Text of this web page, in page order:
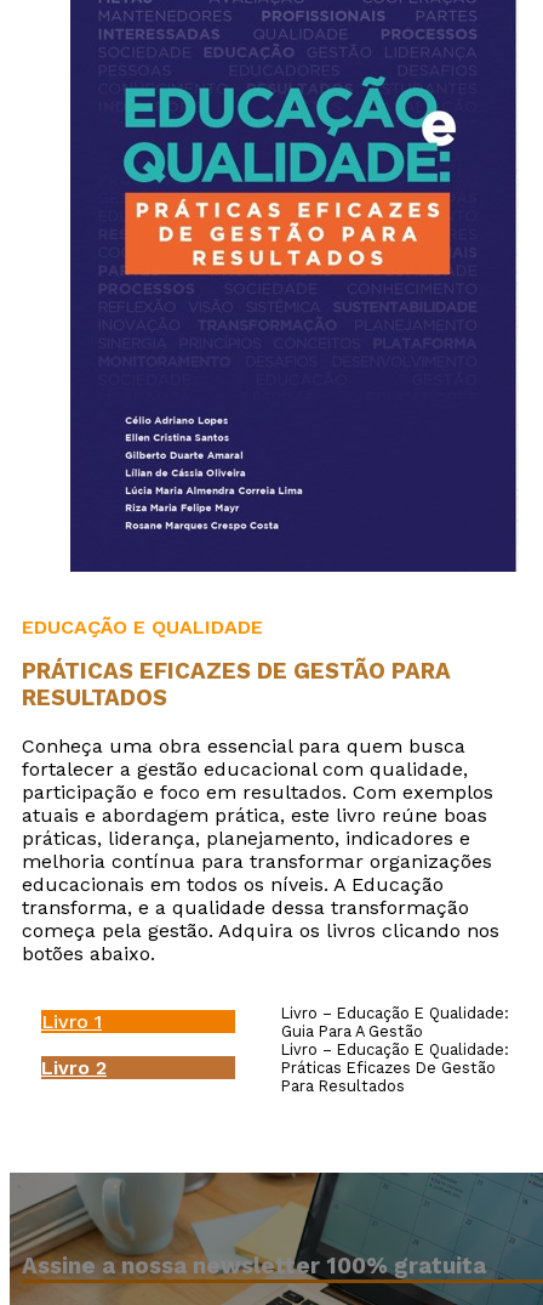
EDUCAÇÃO E QUALIDADE
PRÁTICAS EFICAZES DE GESTÃO PARA
RESULTADOS
Conheça uma obra essencial para quem busca
fortalecer a gestão educacional com qualidade,
participação e foco em resultados. Com exemplos
atuais e abordagem prática, este livro reúne boas
práticas, liderança, planejamento, indicadores e
melhoria contínua para transformar organizações
educacionais em todos os níveis. A Educação
transforma, e a qualidade dessa transformação
começa pela gestão. Adquira os livros clicando nos
botões abaixo.
Livro 1
Livro – Educação E Qualidade:
Guia Para A Gestão
Livro 2
Livro – Educação E Qualidade:
Práticas Eficazes De Gestão
Para Resultados
Assine a nossa newsletter 100% gratuita